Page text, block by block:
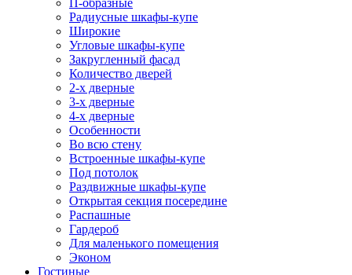
П-образные
Радиусные шкафы-купе
Широкие
Угловые шкафы-купе
Закругленный фасад
Количество дверей
2-х дверные
3-х дверные
4-х дверные
Особенности
Во всю стену
Встроенные шкафы-купе
Под потолок
Раздвижные шкафы-купе
Открытая секция посередине
Распашные
Гардероб
Для маленького помещения
Эконом
Гостиные